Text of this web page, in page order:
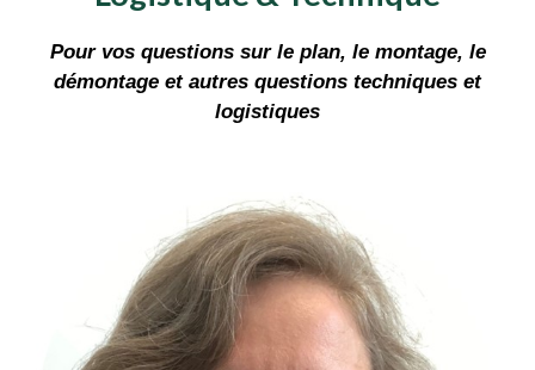
Pour vos questions sur le plan, le montage, le
démontage et autres questions techniques et
logistiques